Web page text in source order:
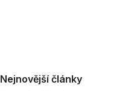
Nejnovější články